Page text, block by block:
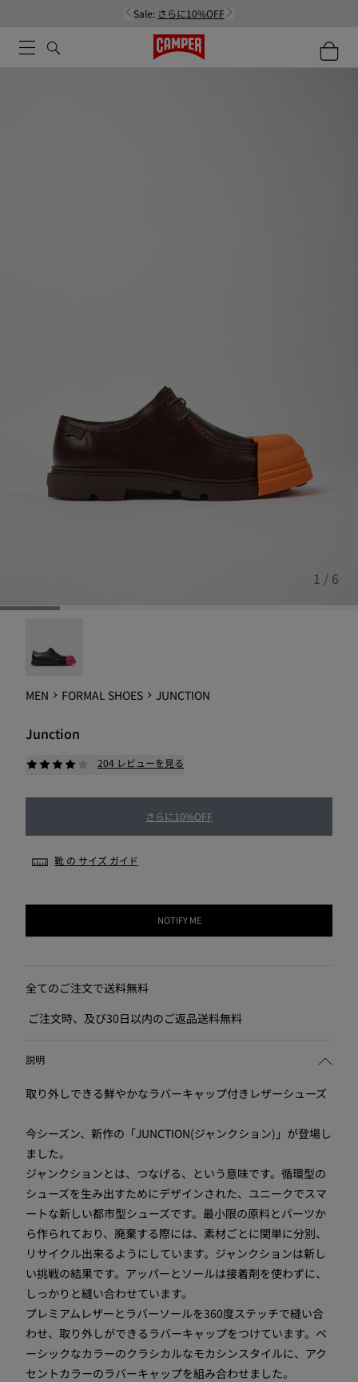
Sale: さらに10%OFF
1 / 6
MEN FORMAL SHOES JUNCTION
Junction
204 レビューを見る
さらに10%OFF
靴 の サイズ ガイド
NOTIFY ME
全てのご注文で送料無料
ご注文時、及び30日以内のご返品送料無料
説明
取り外しできる鮮やかなラバーキャップ付きレザーシューズ
今シーズン、新作の「JUNCTION(ジャンクション)」が登場し
ました。
ジャンクションとは、つなげる、という意味です。循環型の
シューズを生み出すためにデザインされた、ユニークでスマ
ートな新しい都市型シューズです。最小限の原料とパーツか
ら作られており、廃棄する際には、素材ごとに関単に分別、
リサイクル出来るようにしています。ジャンクションは新し
い挑戦の結果です。アッパーとソールは接着剤を使わずに、
しっかりと縫い合わせています。
プレミアムレザーとラバーソールを360度ステッチで縫い合
わせ、取り外しができるラバーキャップをつけています。ベ
ーシックなカラーのクラシカルなモカシンスタイルに、アク
セントカラーのラバーキャップを組み合わせました。